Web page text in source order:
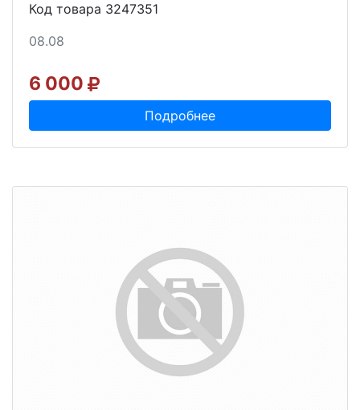
Код товара 3247351
08.08
6 000
Подробнее